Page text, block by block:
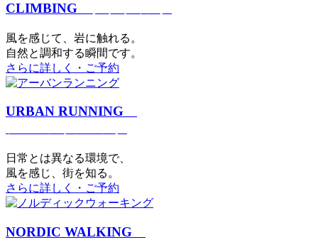
CLIMBING
⾵を感じて、岩に触れる。
⾃然と調和する瞬間です。
さらに詳しく・ご予約
URBAN RUNNING
日常とは異なる環境で、
風を感じ、街を知る。
さらに詳しく・ご予約
NORDIC WALKING